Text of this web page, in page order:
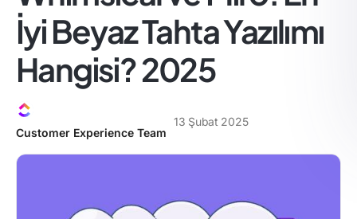
İyi Beyaz Tahta Yazılımı
Hangisi? 2025
Customer Experience Team
13 Şubat 2025